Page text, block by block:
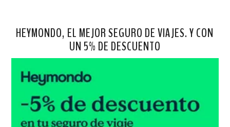
HEYMONDO, EL MEJOR SEGURO DE VIAJES. Y CON
UN 5% DE DESCUENTO